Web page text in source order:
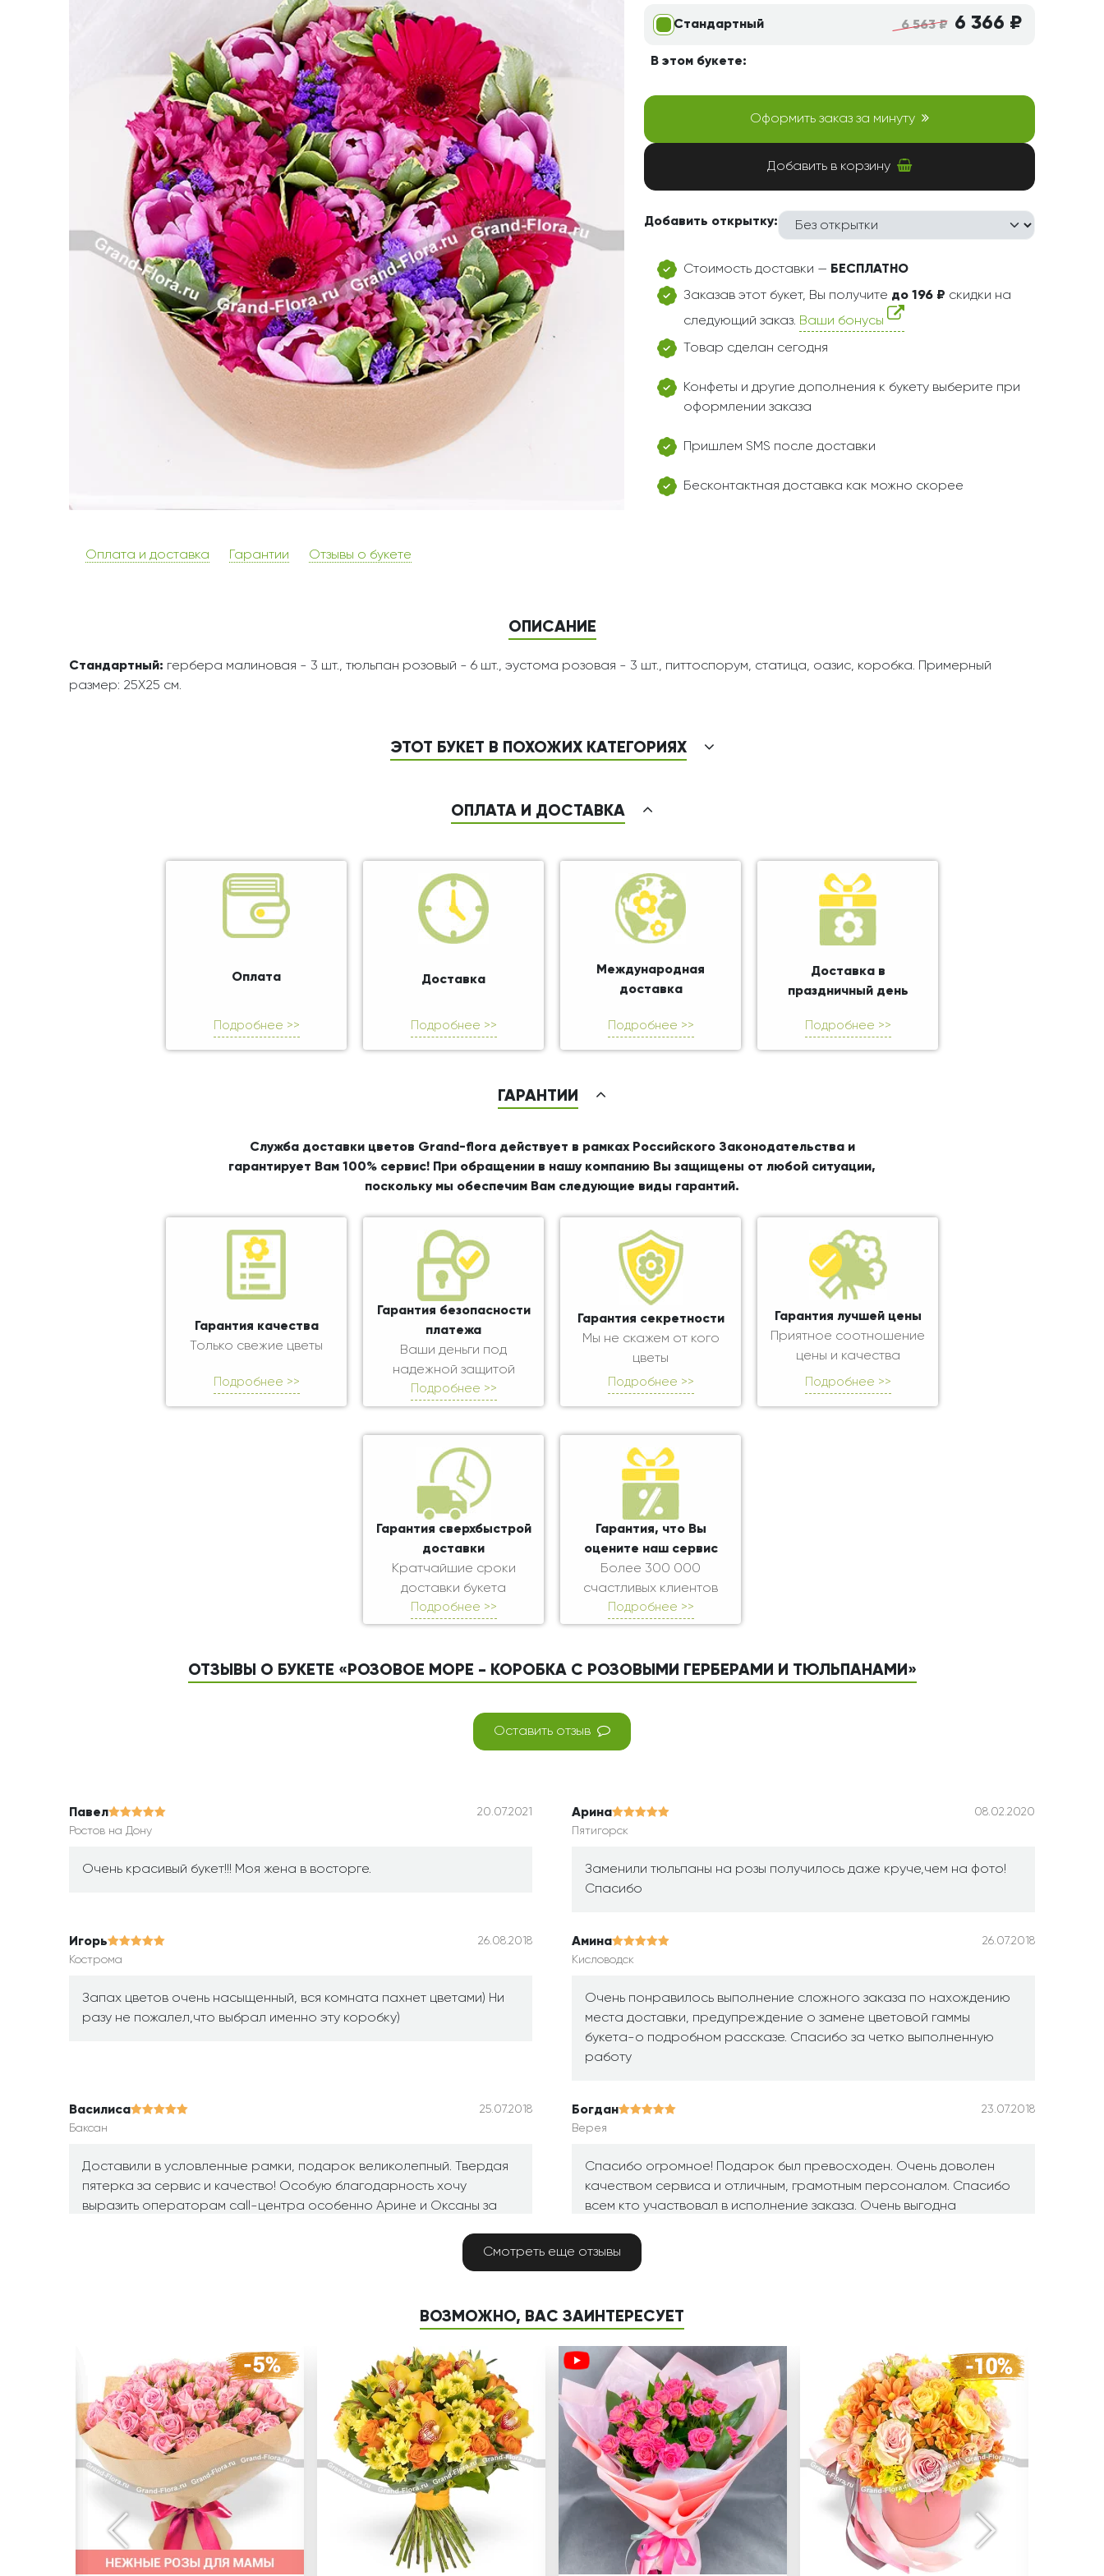
51 роза
101 роза
Розы Гран-При
Корзины с розами
Кустовые розы
Миксы из роз
Сердца из роз
Разноцветные
Эксклюзивные букеты
Смешанные
Хризантемы
Эустома
Свидание
Спасибо!
Юбилей
Сестре
Брату
Врачу
Коллеге
Бабушке
Дедушке
Стандартный 6 563 ₽ 6 366 ₽
В этом букете:
Оформить заказ за минуту
Добавить в корзину
Добавить открытку:
Стоимость доставки — БЕСПЛАТНО
Заказав этот букет, Вы получите до 196 ₽ скидки на
следующий заказ. Ваши бонусы
Товар сделан сегодня
Конфеты и другие дополнения к букету выберите при
оформлении заказа
Пришлем SMS после доставки
Бесконтактная доставка как можно скорее
Оплата и доставка Гарантии Отзывы о букете
ОПИСАНИЕ
Стандартный: гербера малиновая - 3 шт., тюльпан розовый - 6 шт., эустома розовая - 3 шт., питтоспорум, статица, оазис, коробка. Примерный
размер: 25Х25 см.
ЭТОТ БУКЕТ В ПОХОЖИХ КАТЕГОРИЯХ
ОПЛАТА И ДОСТАВКА
Оплата
Подробнее >>
Доставка
Подробнее >>
Международная
доставка
Подробнее >>
Доставка в
праздничный день
Подробнее >>
ГАРАНТИИ
Служба доставки цветов Grand-flora действует в рамках Российского Законодательства и
гарантирует Вам 100% сервис! При обращении в нашу компанию Вы защищены от любой ситуации,
поскольку мы обеспечим Вам следующие виды гарантий.
Гарантия качества
Только свежие цветы
Подробнее >>
Гарантия безопасности
платежа
Ваши деньги под
надежной защитой
Подробнее >>
Гарантия секретности
Мы не скажем от кого
цветы
Подробнее >>
Гарантия лучшей цены
Приятное соотношение
цены и качества
Подробнее >>
Гарантия сверхбыстрой
доставки
Кратчайшие сроки
доставки букета
Подробнее >>
Гарантия, что Вы
оцените наш сервис
Более 300 000
счастливых клиентов
Подробнее >>
ОТЗЫВЫ О БУКЕТЕ «РОЗОВОЕ МОРЕ - КОРОБКА С РОЗОВЫМИ ГЕРБЕРАМИ И ТЮЛЬПАНАМИ»
Оставить отзыв
Павел
20.07.2021
Ростов на Дону
Очень красивый букет!!! Моя жена в восторге.
Арина
08.02.2020
Пятигорск
Заменили тюльпаны на розы получилось даже круче,чем на фото!
Спасибо
Игорь
26.08.2018
Кострома
Запах цветов очень насыщенный, вся комната пахнет цветами) Ни
разу не пожалел,что выбрал именно эту коробку)
Амина
26.07.2018
Кисловодск
Очень понравилось выполнение сложного заказа по нахождению
места доставки, предупреждение о замене цветовой гаммы
букета-о подробном рассказе. Спасибо за четко выполненную
работу
Василиса
25.07.2018
Баксан
Доставили в условленные рамки, подарок великолепный. Твердая
пятерка за сервис и качество! Особую благодарность хочу
выразить операторам call-центра особенно Арине и Оксаны за
Богдан
23.07.2018
Верея
Спасибо огромное! Подарок был превосходен. Очень доволен
качеством сервиса и отличным, грамотным персоналом. Спасибо
всем кто участвовал в исполнение заказа. Очень выгодна
отношение к клиенту. За помощь в подборе подарка. Особую
благодарность Оксане, за творческий подход к клиенту в подборе
подарка и оформлению цветов. С Вашей компанией очень приятно
работать. Клиенты счастливы получив от Вас букет и подарок.
Оформление грандиозное. СПАСИБО ВАМ
красивые и ароматные, отдельное спасибо за подробный
фотоотчет
Смотреть еще отзывы
ВОЗМОЖНО, ВАС ЗАИНТЕРЕСУЕТ